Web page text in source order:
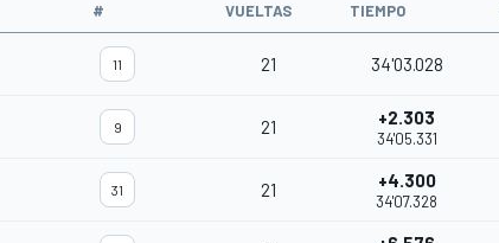
# VUELTAS TIEMPO
11 21 34'03.028
9 21 +2.303
34'05.331
31 21 +4.300
34'07.328